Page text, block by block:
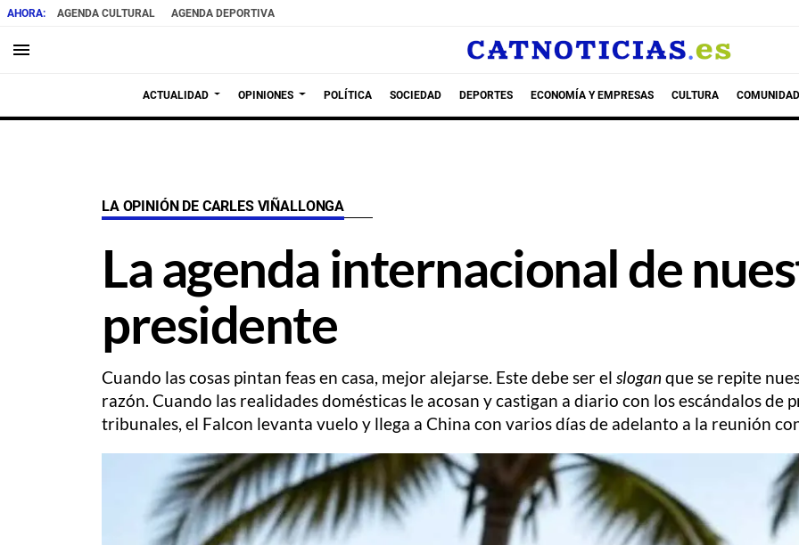
AGENDA CULTURAL AGENDA DEPORTIVA
menu
ACTUALIDAD OPINIONES POLÍTICA SOCIEDAD DEPORTES ECONOMÍA Y EMPRESAS CULTURA
LA OPINIÓN DE CARLES VIÑALLONGA
La agenda internacional de
presidente
Cuando las cosas pintan feas en casa, mejor alejarse. Este debe ser el slogan que se repite
razón. Cuando las realidades domésticas le acosan y castigan a diario con los escándalos
tribunales, el Falcon levanta vuelo y llega a China con varios días de adelanto a la reunión